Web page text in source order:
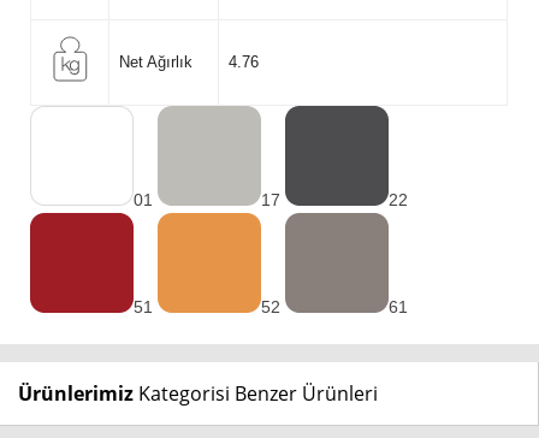
Net Ağırlık 4.76
01 17 22
51 52 61
Ürünlerimiz Kategorisi Benzer Ürünleri